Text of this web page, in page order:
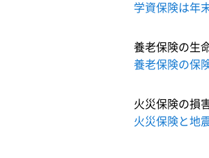
学資保険は年
養老保険の生
養老保険の保
火災保険の損
火災保険と地